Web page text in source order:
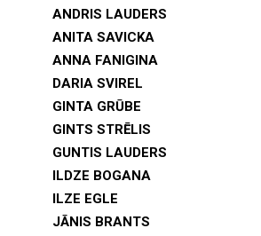
ANDRIS LAUDERS
ANITA SAVICKA
ANNA FANIGINA
DARIA SVIREL
GINTA GRŪBE
GINTS STRĒLIS
GUNTIS LAUDERS
ILDZE BOGANA
ILZE EGLE
JĀNIS BRANTS